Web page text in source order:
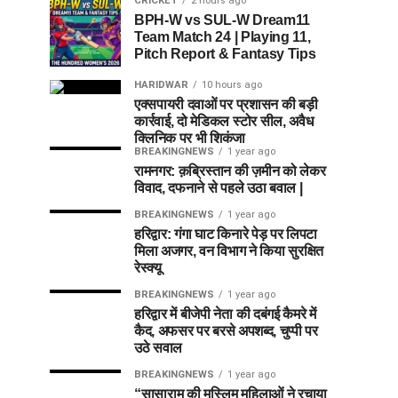
BPH-W vs SUL-W Dream11
Team Match 24 | Playing 11,
Pitch Report & Fantasy Tips
HARIDWAR 10 hours ago
एक्सपायरी दवाओं पर प्रशासन की बड़ी
कार्रवाई, दो मेडिकल स्टोर सील, अवैध
क्लिनिक पर भी शिकंजा
BREAKINGNEWS 1 year ago
रामनगर: क़ब्रिस्तान की ज़मीन को लेकर
विवाद, दफनाने से पहले उठा बवाल |
BREAKINGNEWS 1 year ago
हरिद्वार: गंगा घाट किनारे पेड़ पर लिपटा
मिला अजगर, वन विभाग ने किया सुरक्षित
रेस्क्यू
BREAKINGNEWS 1 year ago
हरिद्वार में बीजेपी नेता की दबंगई कैमरे में
कैद, अफसर पर बरसे अपशब्द, चुप्पी पर
उठे सवाल
BREAKINGNEWS 1 year ago
“सासाराम की मुस्लिम महिलाओं ने रचाया